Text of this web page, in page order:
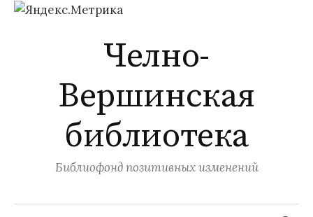
Челно-
Вершинская
библиотека
Библиофонд позитивных изменений
Найти: